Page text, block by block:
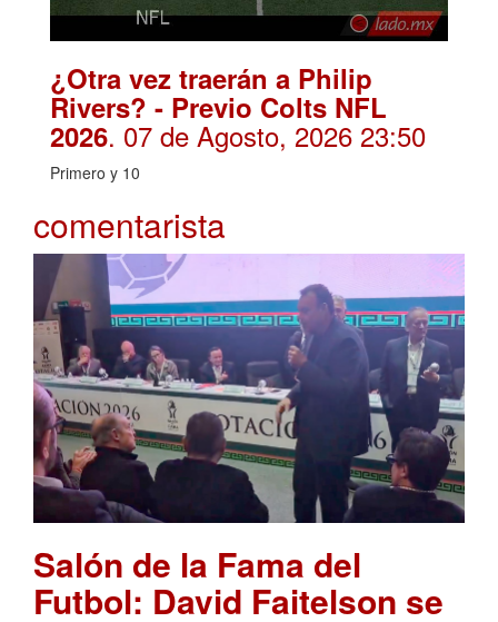
¿Otra vez traerán a Philip
Rivers? - Previo Colts NFL
2026. 07 de Agosto, 2026 23:50
Primero y 10
comentarista
Salón de la Fama del
Futbol: David Faitelson se